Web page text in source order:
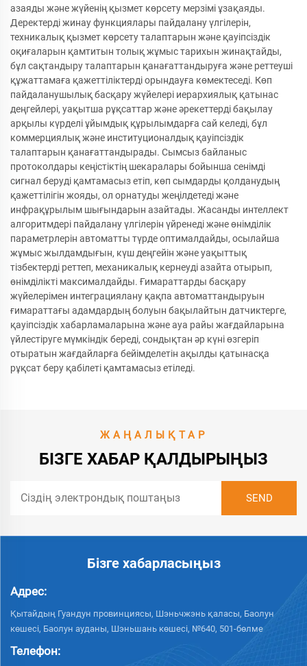
азаяды және жүйенің қызмет көрсету мерзімі ұзақаяды.
Деректерді жинау функциялары пайдалану үлгілерін,
техникалық қызмет көрсету талаптарын және қауіпсіздік
оқиғаларын қамтитын толық жұмыс тарихын жинақтайды,
бұл сақтандыру талаптарын қанағаттандыруға және реттеуші
құжаттамаға қажеттіліктерді орындауға көмектеседі. Көп
пайдаланушылық басқару жүйелері иерархиялық қатынас
деңгейлері, уақытша рұқсаттар және әрекеттерді бақылау
арқылы күрделі ұйымдық құрылымдарға сай келеді, бұл
коммерциялық және институционалдық қауіпсіздік
талаптарын қанағаттандырады. Сымсыз байланыс
протоколдары кеңістіктің шекаралары бойынша сенімді
сигнал беруді қамтамасыз етіп, көп сымдарды қолданудың
қажеттілігін жояды, ол орнатуды жеңілдетеді және
инфрақұрылым шығындарын азайтады. Жасанды интеллект
алгоритмдері пайдалану үлгілерін үйренеді және өнімділік
параметрлерін автоматты түрде оптималдайды, осылайша
жұмыс жылдамдығын, күш деңгейін және уақыттық
тізбектерді реттеп, механикалық кернеуді азайта отырып,
өнімділікті максималдайды. Ғимараттарды басқару
жүйелерімен интеграциялану қақпа автоматтандыруын
ғимараттағы адамдардың болуын бақылайтын датчиктерге,
қауіпсіздік хабарламаларына және ауа райы жағдайларына
үйлестіруге мүмкіндік береді, сондықтан әр күні өзгеріп
отыратын жағдайларға бейімделетін ақылды қатынасқа
рұқсат беру қабілеті қамтамасыз етіледі.
ЖАҢАЛЫҚТАР
БІЗГЕ ХАБАР ҚАЛДЫРЫҢЫЗ
Бізге хабарласыңыз
Адрес:
Қытайдың Гуандун провинциясы, Шэньчжэнь қаласы, Баолун
көшесі, Баолун ауданы, Шэньшань көшесі, №640, 501-бөлме
Телефон: